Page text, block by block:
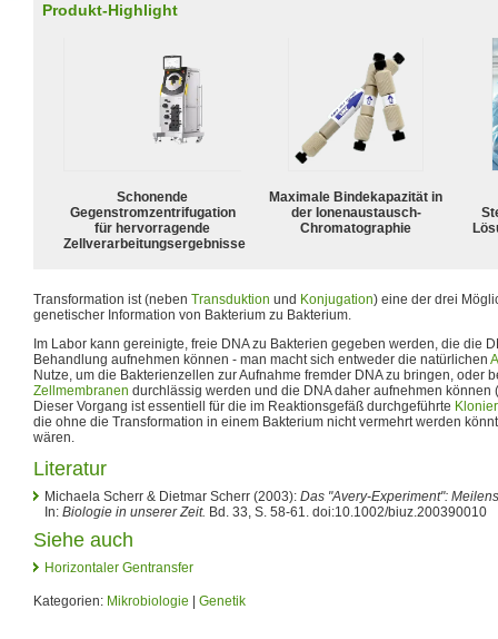
Produkt-Highlight
Schonende
Gegenstromzentrifugation
für hervorragende
Zellverarbeitungsergebnisse
Maximale Bindekapazität in
der Ionenaustausch-
Chromatographie
Transformation ist (neben Transduktion und Konjugation) eine der drei
genetischer Information von Bakterium zu Bakterium.
Im Labor kann gereinigte, freie DNA zu Bakterien gegeben werden, die die
Behandlung aufnehmen können - man macht sich entweder die natürlichen
Nutze, um die Bakterienzellen zur Aufnahme fremder DNA zu bringen, oder
Zellmembranen durchlässig werden und die DNA daher aufnehmen können
Dieser Vorgang ist essentiell für die im Reaktionsgefäß durchgeführte
die ohne die Transformation in einem Bakterium nicht vermehrt werden
wären.
Literatur
Michaela Scherr & Dietmar Scherr (2003): Das "Avery-Experiment":
In: Biologie in unserer Zeit. Bd. 33, S. 58-61. doi:10.1002/biuz.200390010
Siehe auch
Horizontaler Gentransfer
Kategorien: Mikrobiologie Genetik